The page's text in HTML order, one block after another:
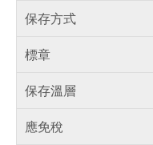
保存方式
標章
保存溫層
應免稅